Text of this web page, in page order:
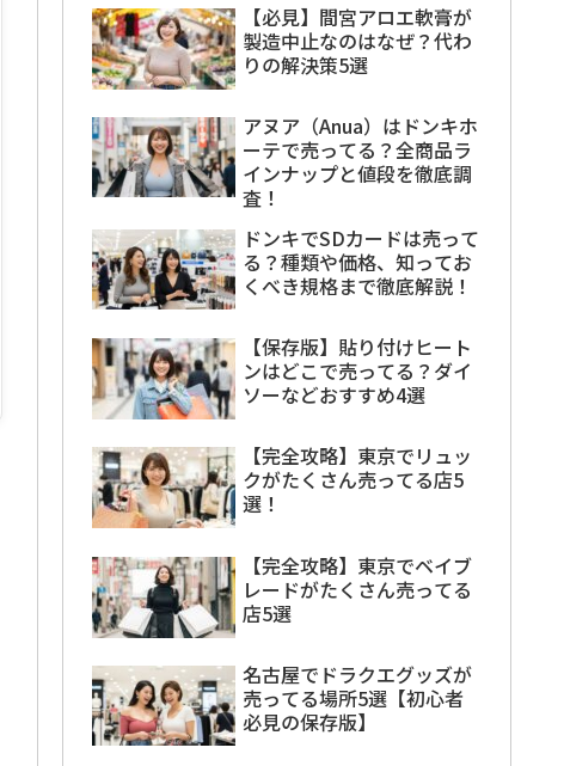
【必見】間宮アロエ軟膏が
製造中止なのはなぜ？代わ
りの解決策5選
アヌア（Anua）はドンキホ
ーテで売ってる？全商品ラ
インナップと値段を徹底調
査！
ドンキでSDカードは売って
る？種類や価格、知ってお
くべき規格まで徹底解説！
【保存版】貼り付けヒート
ンはどこで売ってる？ダイ
ソーなどおすすめ4選
【完全攻略】東京でリュッ
クがたくさん売ってる店5
選！
【完全攻略】東京でベイブ
レードがたくさん売ってる
店5選
名古屋でドラクエグッズが
売ってる場所5選【初心者
必見の保存版】